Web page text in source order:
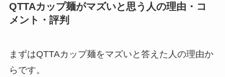
QTTAカップ麺がマズいと思う人の理由・コ
メント・評判
まずはQTTAカップ麺をマズいと答えた人の理由か
らです。